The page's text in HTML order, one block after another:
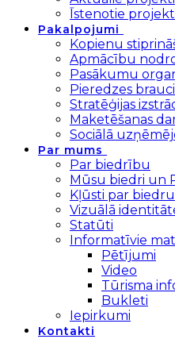
Īstenotie
Pakalpojumi
Kopienu
Apmācību
Pasākumu
Pieredzes
Stratēģijas
Maketēšanas
Sociālā
Par mums
Par biedrību
Mūsu biedri un
Kļūsti par biedru
Vizuālā
Statūti
Informatīvie
Pētījumi
Video
Tūrisma
Bukleti
Iepirkumi
Kontakti